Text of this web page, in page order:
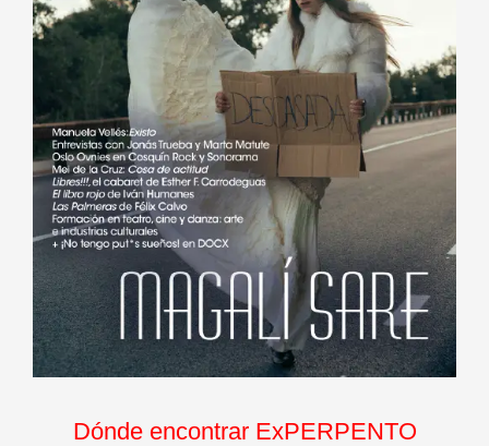
Dónde encontrar ExPERPENTO